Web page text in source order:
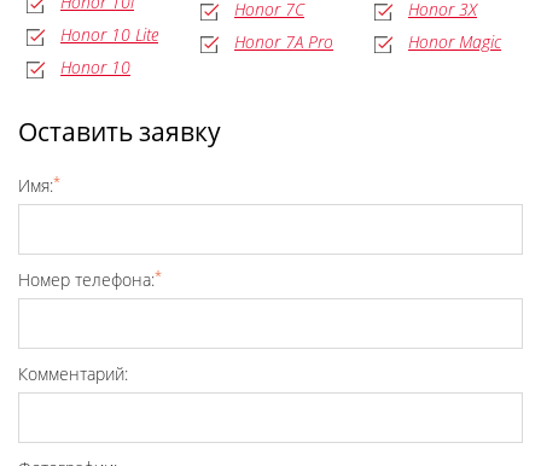
Honor 10 Lite
Honor 10
Honor 7C
Honor 7A Pro
Honor 3X
Honor Magic
Оставить заявку
Имя:*
Номер телефона:*
Комментарий: